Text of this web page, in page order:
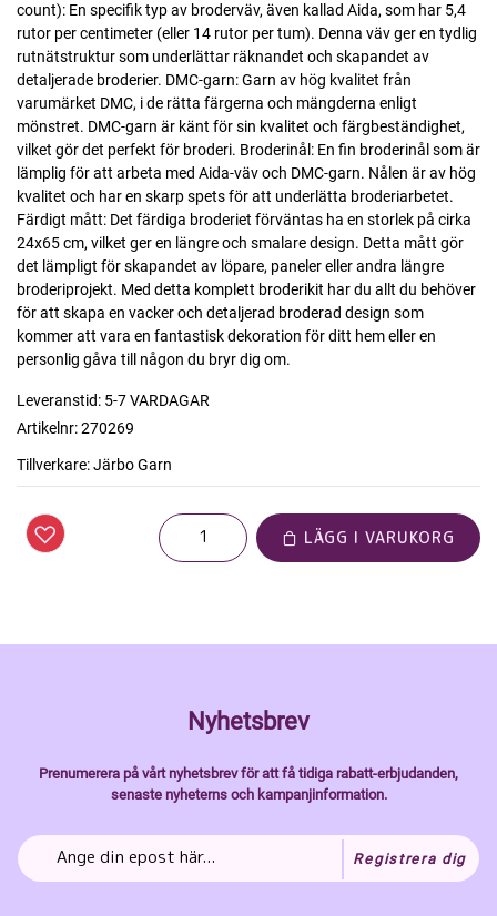
count): En specifik typ av broderväv, även kallad Aida, som har 5,4
rutor per centimeter (eller 14 rutor per tum). Denna väv ger en tydlig
rutnätstruktur som underlättar räknandet och skapandet av
detaljerade broderier. DMC-garn: Garn av hög kvalitet från
varumärket DMC, i de rätta färgerna och mängderna enligt
mönstret. DMC-garn är känt för sin kvalitet och färgbeständighet,
vilket gör det perfekt för broderi. Broderinål: En fin broderinål som är
lämplig för att arbeta med Aida-väv och DMC-garn. Nålen är av hög
kvalitet och har en skarp spets för att underlätta broderiarbetet.
Färdigt mått: Det färdiga broderiet förväntas ha en storlek på cirka
24x65 cm, vilket ger en längre och smalare design. Detta mått gör
det lämpligt för skapandet av löpare, paneler eller andra längre
broderiprojekt. Med detta komplett broderikit har du allt du behöver
för att skapa en vacker och detaljerad broderad design som
kommer att vara en fantastisk dekoration för ditt hem eller en
personlig gåva till någon du bryr dig om.
Leveranstid: 5-7 VARDAGAR
Artikelnr:270269
Tillverkare:Järbo Garn
LÄGG I VARUKORG
Nyhetsbrev
Prenumerera på vårt nyhetsbrev för att få tidiga rabatt-erbjudanden,
senaste nyheterns och kampanjinformation.
Registrera dig